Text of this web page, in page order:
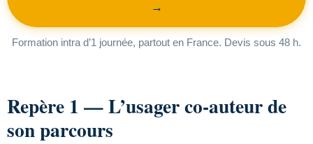
→
Formation intra d’1 journée, partout en France. Devis sous 48 h.
Repère 1 — L’usager co-auteur de
son parcours